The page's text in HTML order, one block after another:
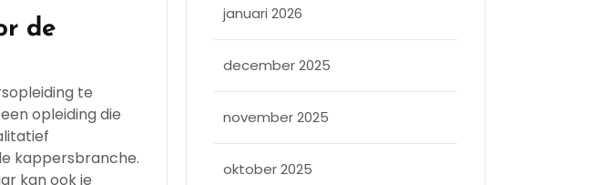
de
te
opleiding die
kappersbranche.
kan ook je
januari 2026
december 2025
november 2025
oktober 2025